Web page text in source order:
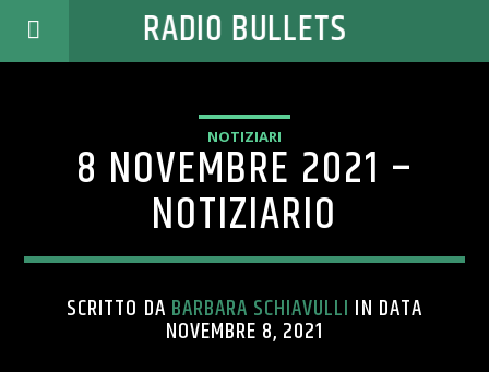
RADIO BULLETS
NOTIZIARI
8 NOVEMBRE 2021 –
NOTIZIARIO
SCRITTO DA BARBARA SCHIAVULLI IN DATA
NOVEMBRE 8, 2021